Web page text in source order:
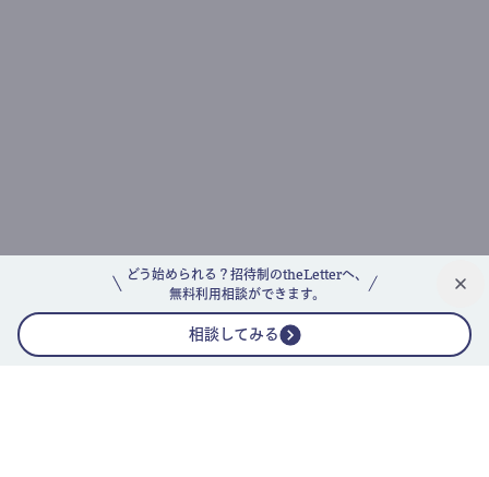
どう始められる？招待制のtheLetterへ、
無料利用相談ができます。
相談してみる